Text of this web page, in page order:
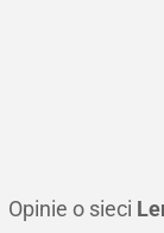
Opinie o sieci